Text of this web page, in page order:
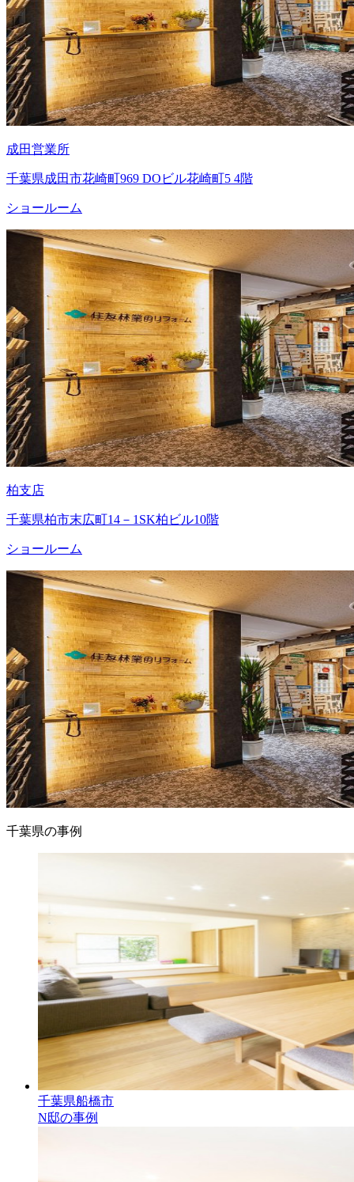
成田営業所
千葉県成田市花崎町969 DOビル花崎町5 4階
ショールーム
柏支店
千葉県柏市末広町14－1SK柏ビル10階
ショールーム
千葉県の事例
千葉県船橋市
N邸の事例